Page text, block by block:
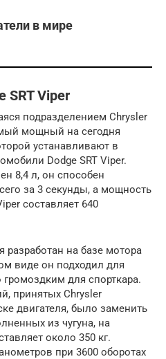
в мире
SRT Viper
подразделением Chrysler
мощный на сегодня
устанавливают в
Dodge SRT Viper.
8,4 л, он способен
за 3 секунды, а мощность
составляет 640
разработан на базе мотора
виде он подходил для
для спорткара.
принятых Chrysler
двигателя, было заменить
из чугуна, на
около 350 кг.
при 3600 оборотах